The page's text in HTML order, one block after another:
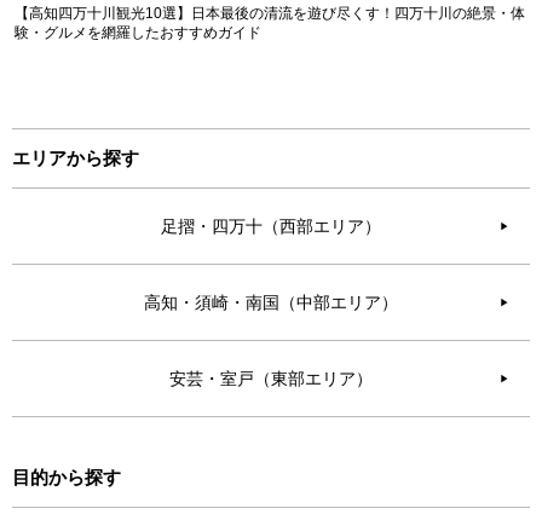
【高知四万十川観光10選】日本最後の清流を遊び尽くす！四万十川の絶景・体
験・グルメを網羅したおすすめガイド
エリアから探す
足摺・四万十（西部エリア） ▶︎
高知・須崎・南国（中部エリア） ▶︎
安芸・室戸（東部エリア） ▶︎
目的から探す